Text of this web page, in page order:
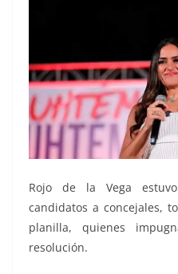
Rojo de la Vega
candidatos a concejales,
planilla, quienes
resolución.